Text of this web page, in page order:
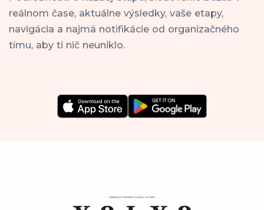
reálnom čase, aktuálne výsledky, vaše etapy,
navigácia a najmä notifikácie od organizačného
tímu, aby ti nič neuniklo.